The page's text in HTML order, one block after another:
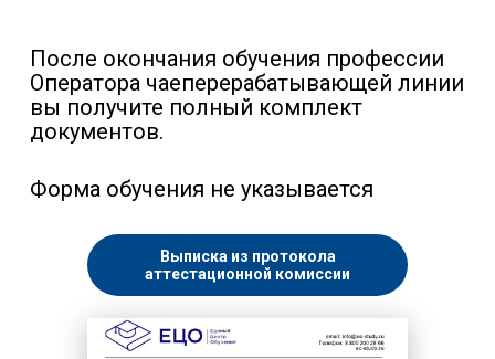
После окончания обучения профессии
Оператора чаеперерабатывающей линии
вы получите полный комплект
документов.
Форма обучения не указывается
Выписка из протокола
аттестационной комиссии